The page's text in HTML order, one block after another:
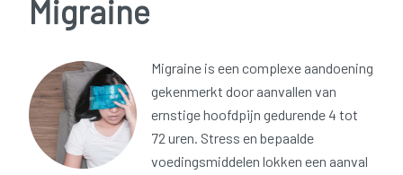
Migraine
Migraine is een complexe aandoening
gekenmerkt door aanvallen van
ernstige hoofdpijn gedurende 4 tot
72 uren. Stress en bepaalde
voedingsmiddelen lokken een aanval